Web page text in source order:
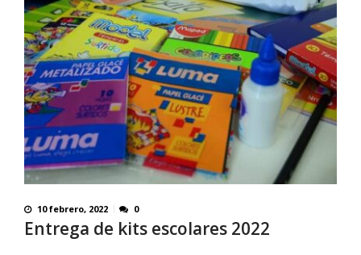
10 febrero, 2022 0
Entrega de kits escolares 2022